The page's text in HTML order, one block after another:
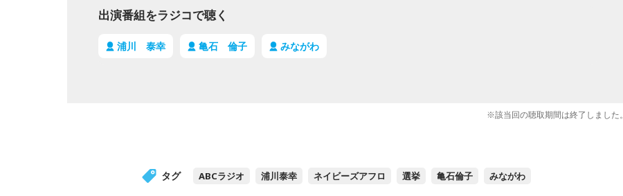
出演番組をラジコで聴く
浦川 泰幸 亀石 倫子 みながわ
※該当回の聴取期間は終了しました。
タグ ABCラジオ 浦川泰幸 ネイビーズアフロ 選挙 亀石倫子 みながわ